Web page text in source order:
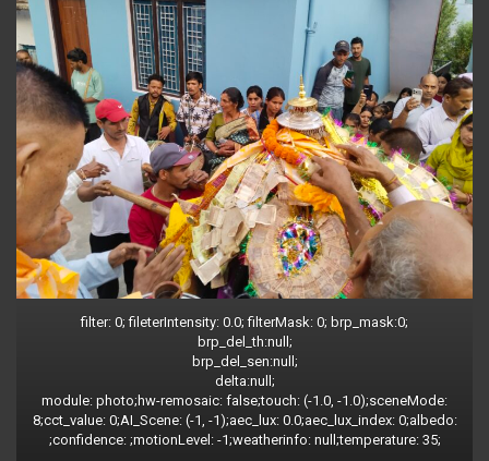
filter: 0; fileterIntensity: 0.0; filterMask: 0; brp_mask:0;
brp_del_th:null;
brp_del_sen:null;
delta:null;
module: photo;hw-remosaic: false;touch: (-1.0, -1.0);sceneMode:
8;cct_value: 0;AI_Scene: (-1, -1);aec_lux: 0.0;aec_lux_index: 0;albedo:
;confidence: ;motionLevel: -1;weatherinfo: null;temperature: 35;